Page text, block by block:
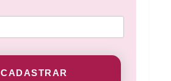
CADASTRAR